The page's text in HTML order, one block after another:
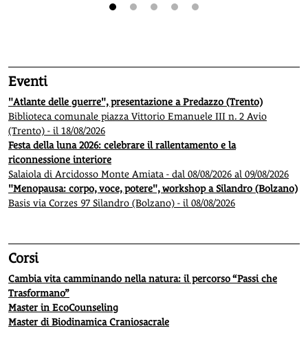
Eventi
"Atlante delle guerre", presentazione a Predazzo (Trento)
Biblioteca comunale piazza Vittorio Emanuele III n. 2 Avio
(Trento) - il 18/08/2026
Festa della luna 2026: celebrare il rallentamento e la
riconnessione interiore
Salaiola di Arcidosso Monte Amiata - dal 08/08/2026 al 09/08/2026
"Menopausa: corpo, voce, potere", workshop a Silandro (Bolzano)
Basis via Corzes 97 Silandro (Bolzano) - il 08/08/2026
Corsi
Cambia vita camminando nella natura: il percorso “Passi che
Trasformano”
Master in EcoCounseling
Master di Biodinamica Craniosacrale